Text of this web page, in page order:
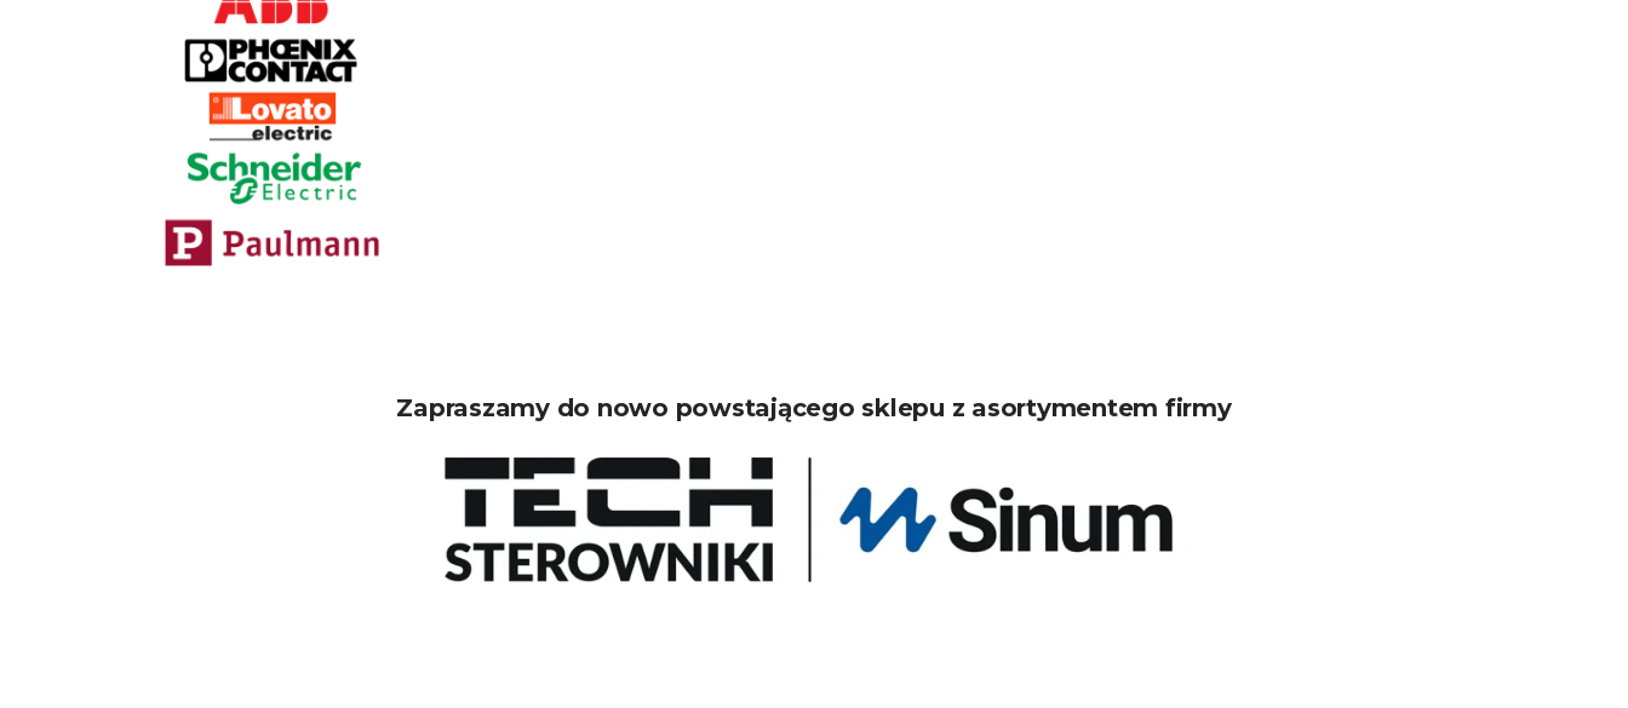
Zapraszamy do nowo powstającego sklepu z asortymentem firmy